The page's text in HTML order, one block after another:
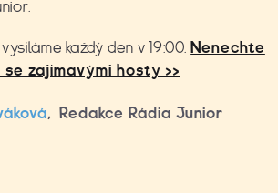
každý den v 19:00.Nenechte
zajímavými hosty >>
, Redakce Rádia Junior